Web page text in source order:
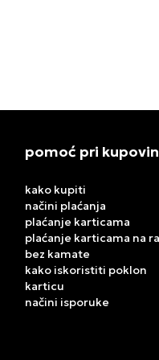
pomoć pri
kako kupiti
načini plaćanja
plaćanje karticama
plaćanje karticama na
bez kamate
kako iskoristiti poklon
karticu
načini isporuke